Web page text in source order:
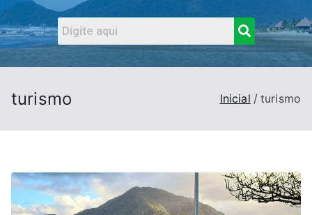
turismo Inicial turismo